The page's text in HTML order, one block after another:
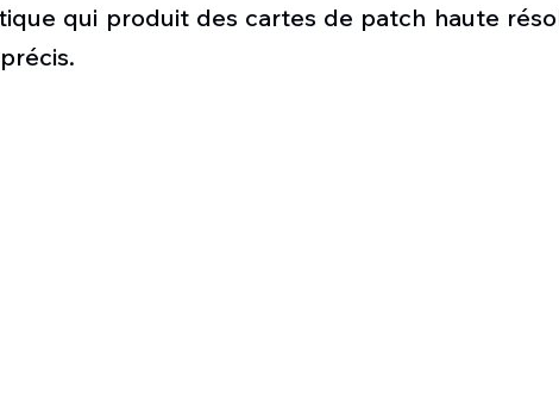
qui produit des cartes de patch haute